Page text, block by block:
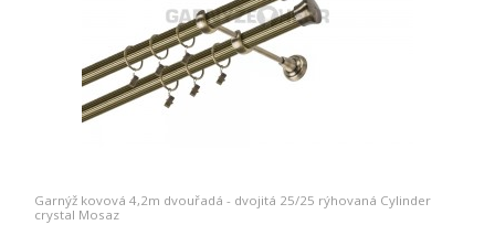
Garnýž kovová 4,2m dvouřadá - dvojitá 25/25 rýhovaná Cylinder
crystal Mosaz